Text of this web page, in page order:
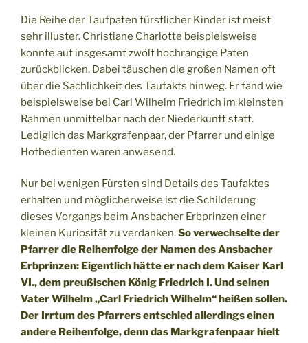
Die Reihe der Taufpaten fürstlicher Kinder ist meist
sehr illuster. Christiane Charlotte beispielsweise
konnte auf insgesamt zwölf hochrangige Paten
zurückblicken. Dabei täuschen die großen Namen oft
über die Sachlichkeit des Taufakts hinweg. Er fand wie
beispielsweise bei Carl Wilhelm Friedrich im kleinsten
Rahmen unmittelbar nach der Niederkunft statt.
Lediglich das Markgrafenpaar, der Pfarrer und einige
Hofbedienten waren anwesend.
Nur bei wenigen Fürsten sind Details des Taufaktes
erhalten und möglicherweise ist die Schilderung
dieses Vorgangs beim Ansbacher Erbprinzen einer
kleinen Kuriosität zu verdanken.So verwechselte der
Pfarrer die Reihenfolge der Namen des Ansbacher
Erbprinzen: Eigentlich hätte er nach dem Kaiser Karl
VI., dem preußischen König Friedrich I. Und seinen
Vater Wilhelm „Carl Friedrich Wilhelm“ heißen sollen.
Der Irrtum des Pfarrers entschied allerdings einen
andere Reihenfolge, denn das Markgrafenpaar hielt